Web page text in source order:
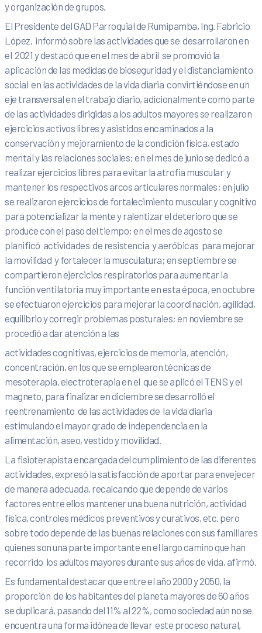
y organización de grupos.
El Presidente del GAD Parroquial de Rumipamba, Ing. Fabricio
López, informó sobre las actividades que se desarrollaron en
el 2021 y destacó que en el mes de abril se promovió la
aplicación de las medidas de bioseguridad y el distanciamiento
social en las actividades de la vida diaria convirtiéndose en un
eje transversal en el trabajo diario, adicionalmente como parte
de las actividades dirigidas a los adultos mayores se realizaron
ejercicios activos libres y asistidos encaminados a la
conservación y mejoramiento de la condición física, estado
mental y las relaciones sociales; en el mes de junio se dedicó a
realizar ejercicios libres para evitar la atrofia muscular y
mantener los respectivos arcos articulares normales; en julio
se realizaron ejercicios de fortalecimiento muscular y cognitivo
para potencializar la mente y ralentizar el deterioro que se
produce con el paso del tiempo; en el mes de agosto se
planificó actividades de resistencia y aeróbicas para mejorar
la movilidad y fortalecer la musculatura; en septiembre se
compartieron ejercicios respiratorios para aumentar la
función ventilatoria muy importante en esta época, en octubre
se efectuaron ejercicios para mejorar la coordinación, agilidad,
equilibrio y corregir problemas posturales; en noviembre se
procedió a dar atención a las
actividades cognitivas, ejercicios de memoria, atención,
concentración, en los que se emplearon técnicas de
mesoterapia, electroterapia en el que se aplicó el TENS y el
magneto, para finalizar en diciembre se desarrolló el
reentrenamiento de las actividades de la vida diaria
estimulando el mayor grado de independencia en la
alimentación, aseo, vestido y movilidad.
La fisioterapista encargada del cumplimiento de las diferentes
actividades, expresó la satisfacción de aportar para envejecer
de manera adecuada, recalcando que depende de varios
factores entre ellos mantener una buena nutrición, actividad
física, controles médicos preventivos y curativos, etc. pero
sobre todo depende de las buenas relaciones con sus familiares
quienes son una parte importante en el largo camino que han
recorrido los adultos mayores durante sus años de vida, afirmó.
Es fundamental destacar que entre el año 2000 y 2050, la
proporción de los habitantes del planeta mayores de 60 años
se duplicará, pasando del 11% al 22%, como sociedad aún no se
encuentra una forma idónea de llevar este proceso natural,